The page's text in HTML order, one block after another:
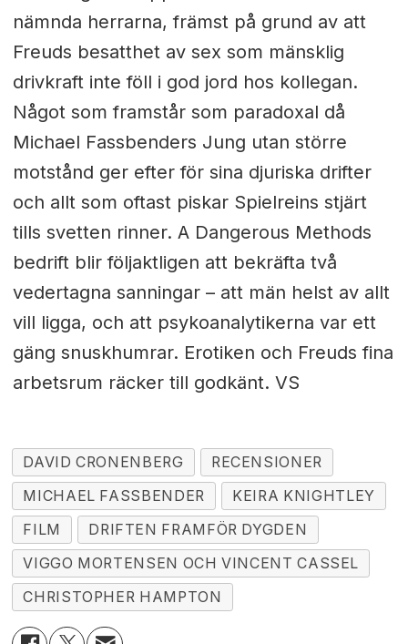
nämnda herrarna, främst på grund av att
Freuds besatthet av sex som mänsklig
drivkraft inte föll i god jord hos kollegan.
Något som framstår som paradoxal då
Michael Fassbenders Jung utan större
motstånd ger efter för sina djuriska drifter
och allt som oftast piskar Spielreins stjärt
tills svetten rinner. A Dangerous Methods
bedrift blir följaktligen att bekräfta två
vedertagna sanningar – att män helst av allt
vill ligga, och att psykoanalytikerna var ett
gäng snuskhumrar. Erotiken och Freuds fina
arbetsrum räcker till godkänt. VS
DAVID CRONENBERG
RECENSIONER
MICHAEL FASSBENDER
KEIRA KNIGHTLEY
FILM
DRIFTEN FRAMFÖR DYGDEN
VIGGO MORTENSEN OCH VINCENT CASSEL
CHRISTOPHER HAMPTON